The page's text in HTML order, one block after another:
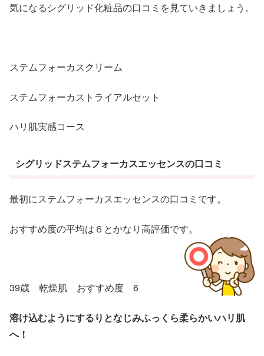
気になるシグリッド化粧品の口コミを見ていきましょう。
ステムフォーカスクリーム
ステムフォーカストライアルセット
ハリ肌実感コース
シグリッドステムフォーカスエッセンスの口コミ
最初にステムフォーカスエッセンスの口コミです。
おすすめ度の平均は６とかなり高評価です。
39歳 乾燥肌 おすすめ度 6
溶け込むようにするりとなじみふっくら柔らかいハリ肌
へ！